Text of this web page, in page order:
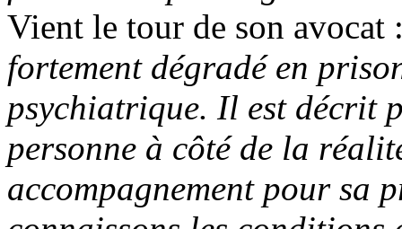
Vient le tour de son
fortement dégradé en
psychiatrique. Il est décrit
personne à côté de la
accompagnement pour sa